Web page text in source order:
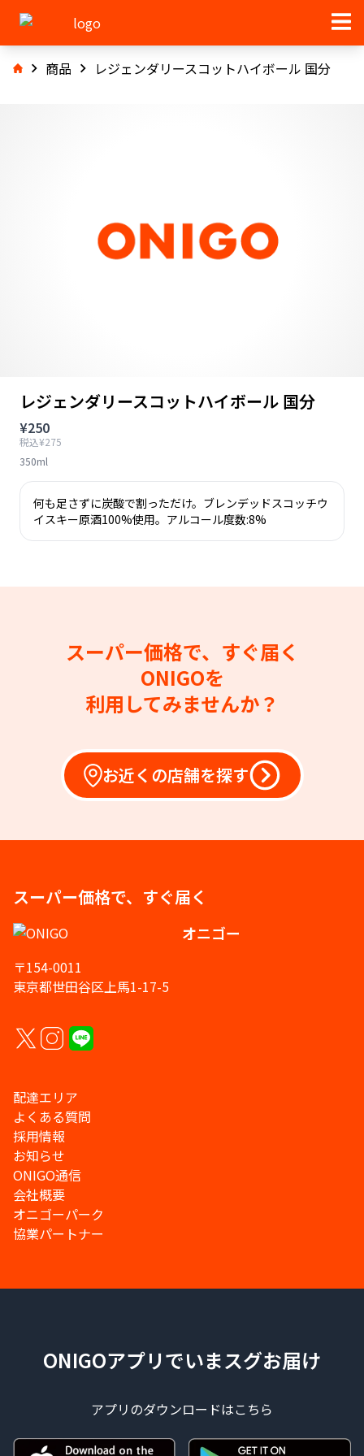
商品 レジェンダリースコットハイボール 国分
レジェンダリースコットハイボール 国分
¥250
税込¥275
350ml
何も足さずに炭酸で割っただけ。ブレンデッドスコッチウ
イスキー原酒100%使用。アルコール度数:8%
スーパー価格で、すぐ届く
ONIGOを
利用してみませんか？
お近くの店舗を探す
スーパー価格で、すぐ届く
オニゴー
〒154-0011
東京都世田谷区上馬1-17-5
配達エリア
よくある質問
採用情報
お知らせ
ONIGO通信
会社概要
オニゴーパーク
協業パートナー
ONIGOアプリでいまスグお届け
アプリのダウンロードはこちら